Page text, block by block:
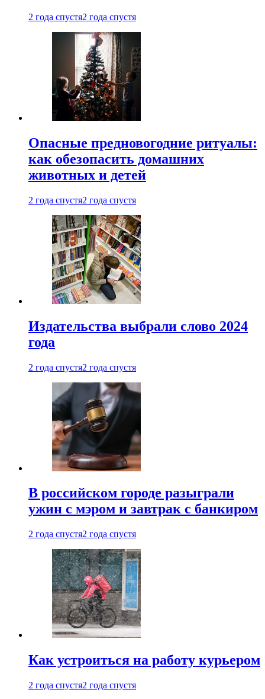
2 года спустя2 года спустя
Опасные предновогодние ритуалы:
как обезопасить домашних
животных и детей
2 года спустя2 года спустя
Издательства выбрали слово 2024
года
2 года спустя2 года спустя
В российском городе разыграли
ужин с мэром и завтрак с банкиром
2 года спустя2 года спустя
Как устроиться на работу курьером
2 года спустя2 года спустя